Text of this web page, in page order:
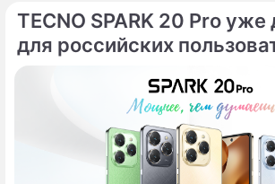
обо всем по порядку.
ключевых отличий SPARK 20
108 Мп, которая впервые
линейке SPARK.
TECNO SPARK 20 Pro уже
для российских